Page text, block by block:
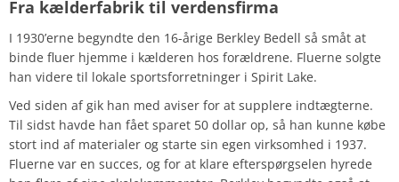
Fra kælderfabrik til verdensfirma
I 1930’erne begyndte den 16-årige Berkley Bedell så småt at
binde fluer hjemme i kælderen hos forældrene. Fluerne solgte
han videre til lokale sportsforretninger i Spirit Lake.
Ved siden af gik han med aviser for at supplere indtægterne.
Til sidst havde han fået sparet 50 dollar op, så han kunne købe
stort ind af materialer og starte sin egen virksomhed i 1937.
Fluerne var en succes, og for at klare efterspørgselen hyrede